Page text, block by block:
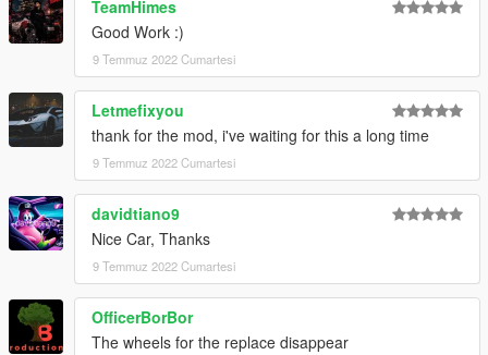
TeamHimes
Good Work :)
9 Temmuz 2022 Cumartesi
Letmefixyou
thank for the mod, i've waiting for this a long time
9 Temmuz 2022 Cumartesi
davidtiano9
Nice Car, Thanks
9 Temmuz 2022 Cumartesi
OfficerBorBor
The wheels for the replace disappear